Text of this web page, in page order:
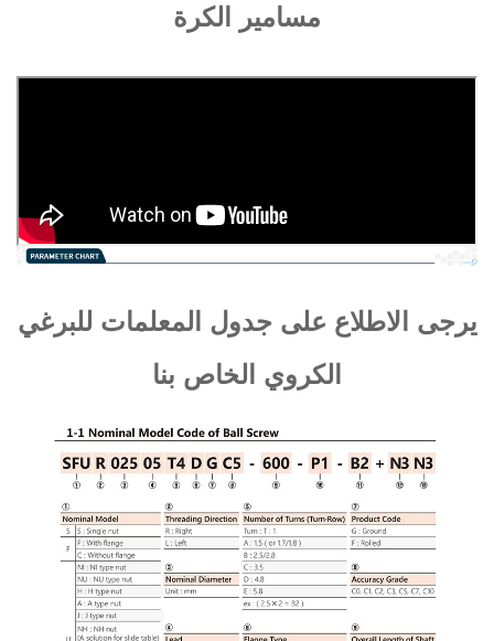
مسامير الكرة
يرجى الاطلاع على جدول المعلمات للبرغي
الكروي الخاص بنا